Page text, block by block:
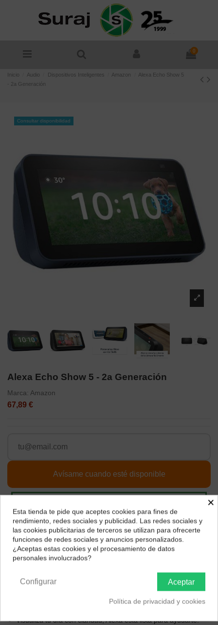
0
Inicio Audio Dispositivos Inteligentes Amazon
Alexa Echo Show 5
- 2a Generación
Consultar disponibilidad
Alexa Echo Show 5 - 2a Generación
Marca: Amazon
67,89 €
Descripción
Visualiza tu día con claridad, Alexa está lista para ayudarte:
¿Dónde deseas recibir tu pedido?
Selecciona tu ubicación para mostrarte los precios e
impuestos correctos para tu región.
×
Esta tienda te pide que aceptes cookies para fines de
rendimiento, redes sociales y publicidad. Las redes sociales y
las cookies publicitarias de terceros se utilizan para ofrecerte
funciones de redes sociales y anuncios personalizados.
¿Aceptas estas cookies y el procesamiento de datos
personales involucrados?
Aceptar
Configurar
Política de privacidad y cookies